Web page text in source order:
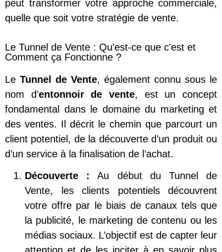
peut transformer votre approche commerciale,
quelle que soit votre stratégie de vente.
Le Tunnel de Vente : Qu'est-ce que c'est et
Comment ça Fonctionne ?
Le Tunnel de Vente, également connu sous le
nom d’entonnoir de vente, est un concept
fondamental dans le domaine du marketing et
des ventes. Il décrit le chemin que parcourt un
client potentiel, de la découverte d’un produit ou
d’un service à la finalisation de l’achat.
Découverte : Au début du Tunnel de
Vente, les clients potentiels découvrent
votre offre par le biais de canaux tels que
la publicité, le marketing de contenu ou les
médias sociaux. L’objectif est de capter leur